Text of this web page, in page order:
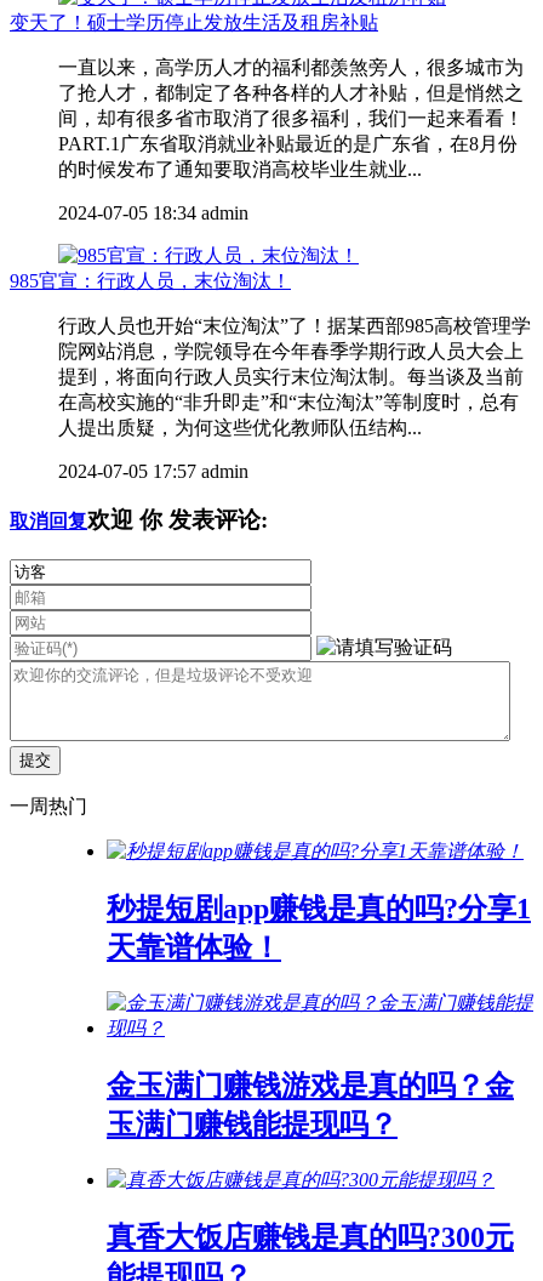
变天了！硕士学历停止发放生活及租房补贴
一直以来，高学历人才的福利都羡煞旁人，很多城市为
了抢人才，都制定了各种各样的人才补贴，但是悄然之
间，却有很多省市取消了很多福利，我们一起来看看！
PART.1广东省取消就业补贴最近的是广东省，在8月份
的时候发布了通知要取消高校毕业生就业...
2024-07-05 18:34 admin
985官宣：行政人员，末位淘汰！
行政人员也开始“末位淘汰”了！据某西部985高校管理学
院网站消息，学院领导在今年春季学期行政人员大会上
提到，将面向行政人员实行末位淘汰制。每当谈及当前
在高校实施的“非升即走”和“末位淘汰”等制度时，总有
人提出质疑，为何这些优化教师队伍结构...
2024-07-05 17:57 admin
取消回复欢迎 你发表评论:
一周热门
秒提短剧app赚钱是真的吗?分享1
天靠谱体验！
金玉满门赚钱游戏是真的吗？金
玉满门赚钱能提现吗？
真香大饭店赚钱是真的吗?300元